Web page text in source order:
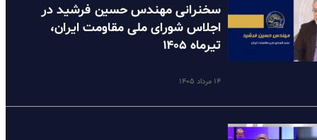
سخنرانی مهندس حسین فرشید در
اجلاس شورای ملی مقاومت ایران،
تیرماه ۱۴۰۵
۱۴ مرداد ۱۴۰۵